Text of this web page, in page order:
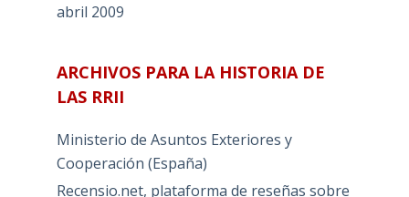
abril 2009
ARCHIVOS PARA LA HISTORIA DE
LAS RRII
Ministerio de Asuntos Exteriores y
Cooperación (España)
Recensio.net, plataforma de reseñas sobre